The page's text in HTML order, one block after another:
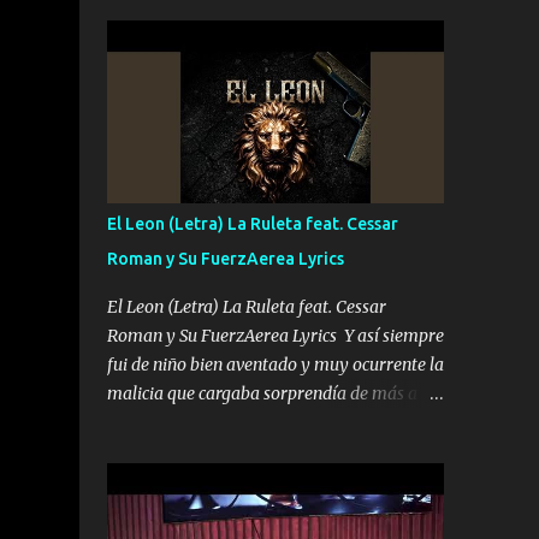
conciertos más que llenar Se mueven solo
por el interés P...
inteligente junto con su hermano el TRES
blindado el Estado tiene andan ESPERANDO
al UNO QUE PRONTO ESTARÁ PRESENTE
Que no falten las bucanas ni tampoco las
mujeres porque es platica de grandes por eso
hay que estar alegres doy las instrucciones
para atender los deberes Música Si es que
salta algún problema de confianza tengo
gente ahí está el Hombre Cuarenta y
también Pariente 7 arreglan cualquier
problema no más es cuestión que ordené
NOS HACE FALTA UN HERMANO DE CLAVE
SIEMPRE VIO POR LA FAMILIA PARA QUE
SIGA EL LEGADO Es el DOS de los
HERMANOS un cerebro inteligente y com...
El Leon (Letra) La Ruleta feat. Cessar
Roman y Su FuerzAerea Lyrics
El Leon (Letra) La Ruleta feat. Cessar
Roman y Su FuerzAerea Lyrics Y así siempre
fui de niño bien aventado y muy ocurrente la
malicia que cargaba sorprendía de más a la
Tranquilo me la navego ando en lo mío sin